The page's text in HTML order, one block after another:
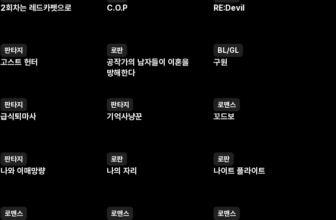
2회차는 레드카펫으로 C.O.P RE:Devil
웹툰
판타지
고스트 헌터
웹툰
로판
공작가의 남자들이 이혼을
방해한다
웹툰
BL/GL
구원
웹툰
판타지
급식퇴마사
웹툰
판타지
기억사냥꾼
웹툰
로맨스
꼬드보
웹툰
판타지
나와 이매망량
웹툰
로판
나의 자리
웹툰
로판
나이트 플라이트
웹툰
로맨스 웹툰
로맨스 웹툰
로맨스